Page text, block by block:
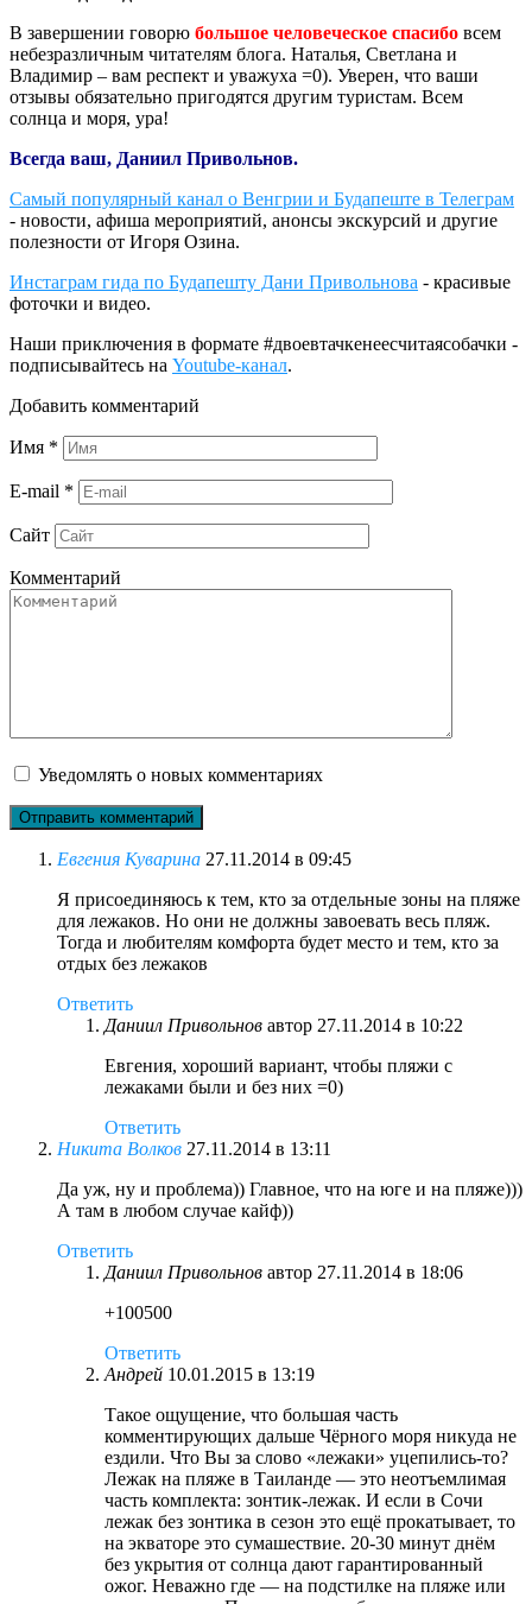
В завершении говорю большое человеческое спасибо всем
небезразличным читателям блога. Наталья, Светлана и
Владимир – вам респект и уважуха =0). Уверен, что ваши
отзывы обязательно пригодятся другим туристам. Всем
солнца и моря, ура!
Всегда ваш, Даниил Привольнов.
Самый популярный канал о Венгрии и Будапеште в Телеграм
- новости, афиша мероприятий, анонсы экскурсий и другие
полезности от Игоря Озина.
Инстаграм гида по Будапешту Дани Привольнова - красивые
фоточки и видео.
Наши приключения в формате #двоевтачкенеесчитаясобачки -
подписывайтесь на Youtube-канал.
Добавить комментарий
Имя *
E-mail *
Сайт
Комментарий
Уведомлять о новых комментариях
Евгения Куварина 27.11.2014 в 09:45
Я присоединяюсь к тем, кто за отдельные зоны на пляже
для лежаков. Но они не должны завоевать весь пляж.
Тогда и любителям комфорта будет место и тем, кто за
отдых без лежаков
Ответить
Даниил Привольнов автор 27.11.2014 в 10:22
Евгения, хороший вариант, чтобы пляжи с
лежаками были и без них =0)
Ответить
Никита Волков 27.11.2014 в 13:11
Да уж, ну и проблема)) Главное, что на юге и на пляже)))
А там в любом случае кайф))
Ответить
Даниил Привольнов автор 27.11.2014 в 18:06
+100500
Ответить
Андрей 10.01.2015 в 13:19
Такое ощущение, что большая часть
комментирующих дальше Чёрного моря никуда не
ездили. Что Вы за слово «лежаки» уцепились-то?
Лежак на пляже в Таиланде — это неотъемлимая
часть комплекта: зонтик-лежак. И если в Сочи
лежак без зонтика в сезон это ещё прокатывает, то
на экваторе это сумашествие. 20-30 минут днём
без укрытия от солнца дают гарантированный
ожог. Неважно где — на подстилке на пляже или